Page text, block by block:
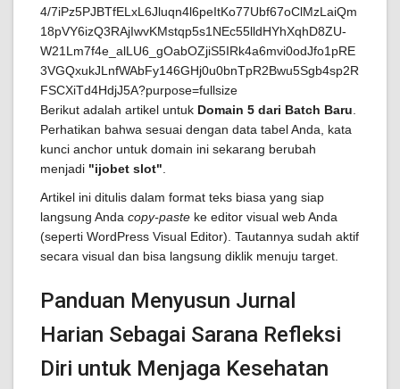
Berikut adalah artikel untuk Domain 5 dari Batch Baru
Perhatikan bahwa sesuai dengan data tabel Anda, kata
kunci anchor untuk domain ini sekarang berubah
menjadi "ijobet slot"
Artikel ini ditulis dalam format teks biasa yang siap
langsung Anda copy-paste ke editor visual web Anda
(seperti WordPress Visual Editor). Tautannya sudah aktif
secara visual dan bisa langsung diklik menuju target.
Panduan Menyusun Jurnal
Harian Sebagai Sarana Refleksi
Diri untuk Menjaga Kesehatan